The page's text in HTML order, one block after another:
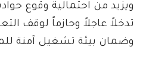
ويزيد من احتمالية وقوع
تدخلاً عاجلاً وحازماً لوقف
وضمان بيئة تشغيل آمنة